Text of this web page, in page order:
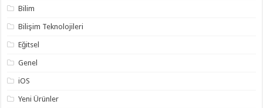
Bilim
Bilişim Teknolojileri
Eğitsel
Genel
iOS
Yeni Ürünler